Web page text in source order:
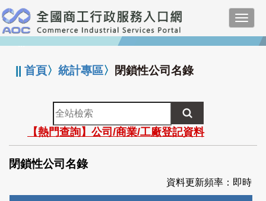
跳
到
主
要
:::
||首頁〉統計專區〉 閉鎖性公司名錄
全
站
檢
索
【熱門查詢】公司/商業/工廠登記資料
閉鎖性公司名錄
資料更新頻率：即時